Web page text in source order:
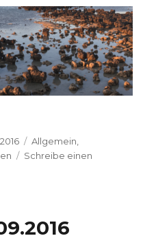
Kategorien
Allgemein
Schreibe einen